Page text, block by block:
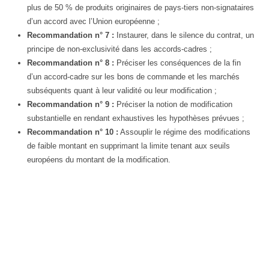
plus de 50 % de produits originaires de pays-tiers non-signataires
d’un accord avec l’Union européenne ;
Recommandation n° 7 : Instaurer, dans le silence du contrat, un
principe de non-exclusivité dans les accords-cadres ;
Recommandation n° 8 : Préciser les conséquences de la fin
d’un accord-cadre sur les bons de commande et les marchés
subséquents quant à leur validité ou leur modification ;
Recommandation n° 9 : Préciser la notion de modification
substantielle en rendant exhaustives les hypothèses prévues ;
Recommandation n° 10 : Assouplir le régime des modifications
de faible montant en supprimant la limite tenant aux seuils
européens du montant de la modification.